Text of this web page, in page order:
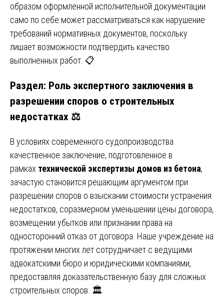
образом оформленной исполнительной документации
само по себе может рассматриваться как нарушение
требований нормативных документов, поскольку
лишает возможности подтвердить качество
выполненных работ. 📋
Раздел: Роль экспертного заключения в
разрешении споров о строительных
недостатках ⚖️
В условиях современного судопроизводства
качественное заключение, подготовленное в
рамках технической экспертизы домов из бетона,
зачастую становится решающим аргументом при
разрешении споров о взыскании стоимости устранения
недостатков, соразмерном уменьшении цены договора,
возмещении убытков или признании права на
односторонний отказ от договора. Наше учреждение на
протяжении многих лет сотрудничает с ведущими
адвокатскими бюро и юридическими компаниями,
предоставляя доказательственную базу для сложных
строительных споров. 🏛️